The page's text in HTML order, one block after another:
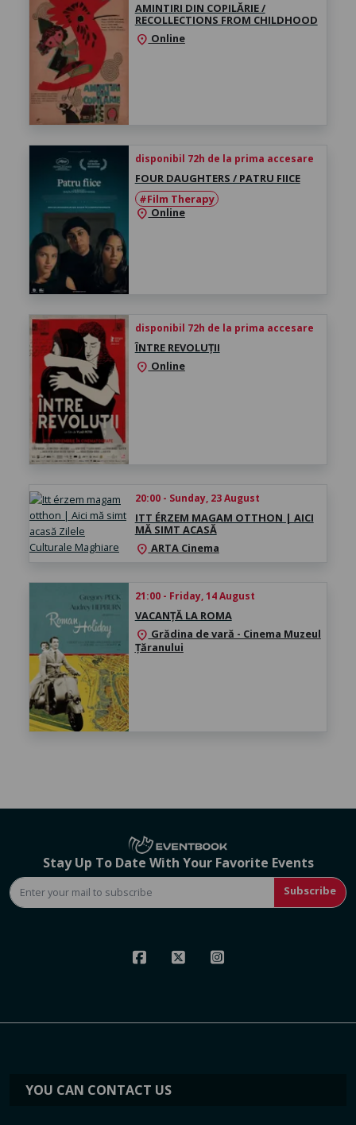
AMINTIRI DIN COPILĂRIE /
RECOLLECTIONS FROM CHILDHOOD
location_on Online
disponibil 72h de la prima accesare
FOUR DAUGHTERS / PATRU FIICE
#Film Therapy
location_on Online
disponibil 72h de la prima accesare
ÎNTRE REVOLUȚII
location_on Online
20:00 - Sunday, 23 August
ITT ÉRZEM MAGAM OTTHON | AICI
MĂ SIMT ACASĂ
location_onARTA Cinema
21:00 - Friday, 14 August
VACANȚĂ LA ROMA
location_on Grădina de vară - Cinema Muzeul
Țăranului
Stay Up To Date With Your Favorite Events
Subscribe
YOU CAN CONTACT US